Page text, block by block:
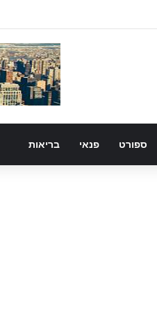
ספורט פנאי בריאות